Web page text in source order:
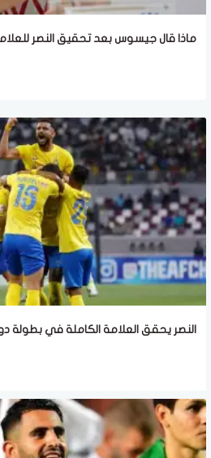
ماذا قال جيسوس بعد تحقيق النصر
النصر يحقق العلامة الكاملة في بطولة